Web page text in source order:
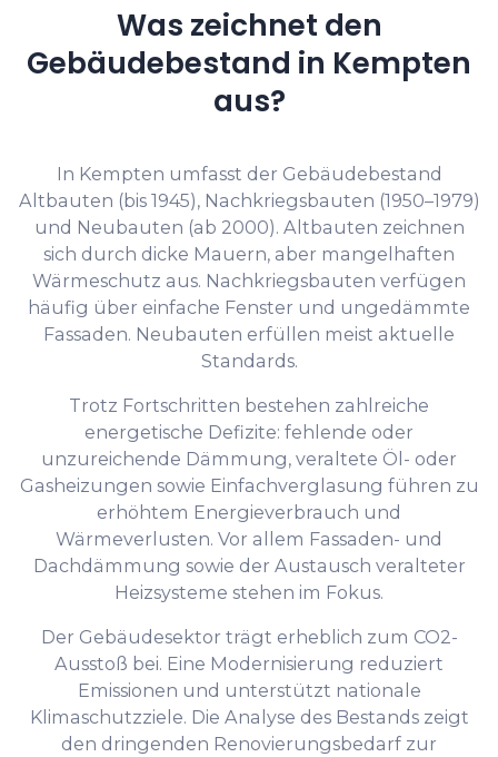
Was zeichnet den
Gebäudebestand in Kempten
aus?
In Kempten umfasst der Gebäudebestand
Altbauten (bis 1945), Nachkriegsbauten (1950–1979)
und Neubauten (ab 2000). Altbauten zeichnen
sich durch dicke Mauern, aber mangelhaften
Wärmeschutz aus. Nachkriegsbauten verfügen
häufig über einfache Fenster und ungedämmte
Fassaden. Neubauten erfüllen meist aktuelle
Standards.
Trotz Fortschritten bestehen zahlreiche
energetische Defizite: fehlende oder
unzureichende Dämmung, veraltete Öl- oder
Gasheizungen sowie Einfachverglasung führen zu
erhöhtem Energieverbrauch und
Wärmeverlusten. Vor allem Fassaden- und
Dachdämmung sowie der Austausch veralteter
Heizsysteme stehen im Fokus.
Der Gebäudesektor trägt erheblich zum CO2-
Ausstoß bei. Eine Modernisierung reduziert
Emissionen und unterstützt nationale
Klimaschutzziele. Die Analyse des Bestands zeigt
den dringenden Renovierungsbedarf zur